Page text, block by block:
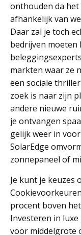
onthouden da
afhankelijk van
Daar zal je toch
bedrijven moeten
markten waar ze
een sociale
zoek is naar zijn
andere nieuwe
je ontvangen
gelijk weer in
SolarEdge
zonnepaneel of
Je kunt je keuzes
procent boven
Investeren in
voor middelgrote